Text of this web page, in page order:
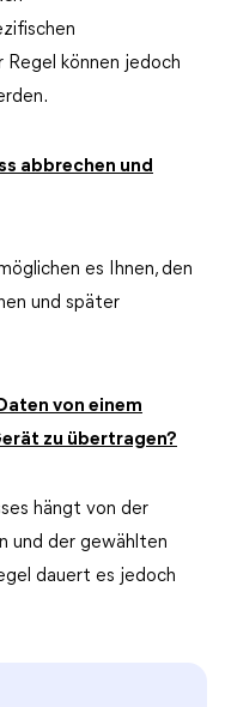
Regel können jedoch
abbrechen und
es Ihnen, den
und später
von einem
zu übertragen?
hängt von der
und der gewählten
dauert es jedoch